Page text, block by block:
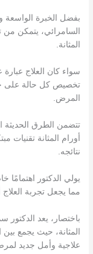
بفضل الخبرة الواسعة
السامرائي، يتمكن
المثانة.
سواء كان العلاج
تخصيص كل حالة على
المرض.
تتضمن الطرق الحديثة
أورام المثانة
نتائجه.
يولي الدكتور اهتمامًا
مما يجعل تجربة العلاج
باختصار، يعد الدكتور
المثانة، حيث يجمع بين
علاجية وأمل جديد